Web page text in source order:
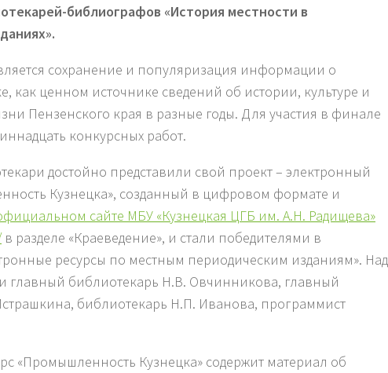
библиографов «История местности в
сохранение и популяризация информации о
как ценном источнике сведений об истории, культуре и
Пензенского края в разные годы. Для участия в финале
конкурсных работ.
достойно представили свой проект – электронный
Кузнецка», созданный в цифровом формате и
сайте МБУ «Кузнецкая ЦГБ им. А.Н. Радищева»
в разделе «Краеведение», и стали победителями в
ресурсы по местным периодическим изданиям». Над
главный библиотекарь Н.В. Овчинникова, главный
библиотекарь Н.П. Иванова, программист
«Промышленность Кузнецка» содержит материал об